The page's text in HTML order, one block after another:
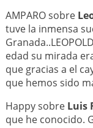
AMPARO sobre
tuve la inmensa
edad su mirada
que gracias a el
que hemos sido
Happy sobre Luis
que he conocido.